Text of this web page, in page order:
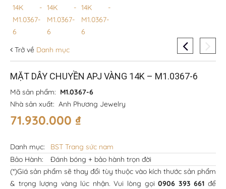
Trở về Danh mục
MẶT DÂY CHUYỀN APJ VÀNG 14K – M1.0367-6
Mã sản phẩm: M1.0367-6
Nhà sản xuất: Anh Phương Jewelry
71.930.000 ₫
Danh mục:
BST Trang sức nam
Bảo Hành:
Đánh bóng + bảo hành trọn đời
(*)Giá sản phẩm sẽ thay đổi tùy thuộc vào kích thước sản phẩm
& trọng lượng vàng lúc nhận. Vui lòng gọi0906 393 661 để